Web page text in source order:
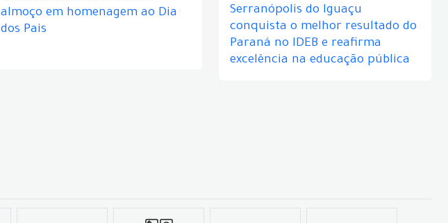
almoço em homenagem ao Dia
dos Pais
Serranópolis do Iguaçu
conquista o melhor resultado do
Paraná no IDEB e reafirma
excelência na educação pública